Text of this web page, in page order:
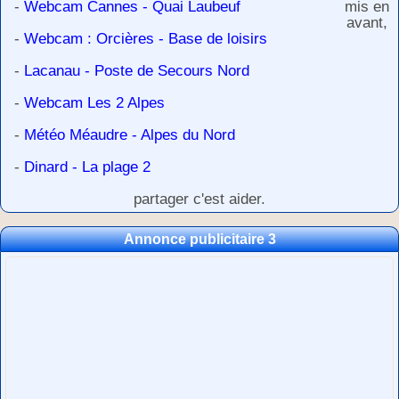
- Webcam Cannes - Quai Laubeuf
- Webcam : Orcières - Base de loisirs
- Lacanau - Poste de Secours Nord
- Webcam Les 2 Alpes
- Météo Méaudre - Alpes du Nord
- Dinard - La plage 2
mis en
avant,
partager c'est aider.
Annonce publicitaire 3